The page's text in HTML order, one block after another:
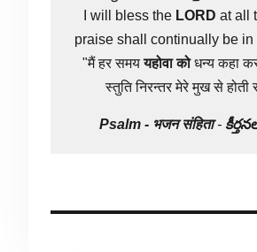
I will bless the LORD at all
praise shall continually be in
"मैं हर समययहोवा कोधन्य कहा
स्तुति निरन्तर मेरे मुख से होती
Psalm - भजन संहिता-